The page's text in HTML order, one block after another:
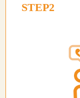
STEP2